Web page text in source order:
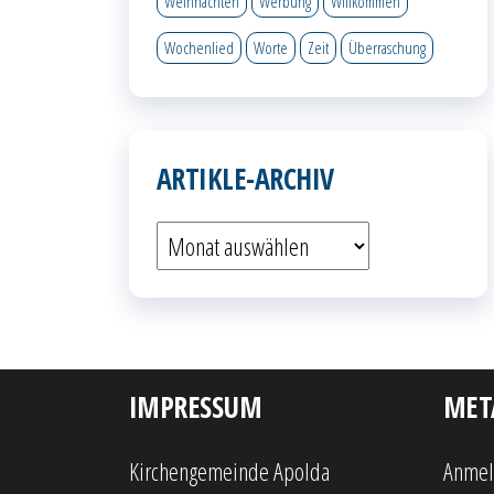
Wochenlied Worte Zeit Überraschung
ARTIKLE-ARCHIV
Artikle-
IMPRESSUM
Kirchengemeinde Apolda